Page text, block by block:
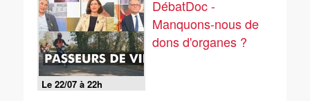
Le 22/07 à 22h
DébatDoc -
Manquons-nous de
dons d'organes ?